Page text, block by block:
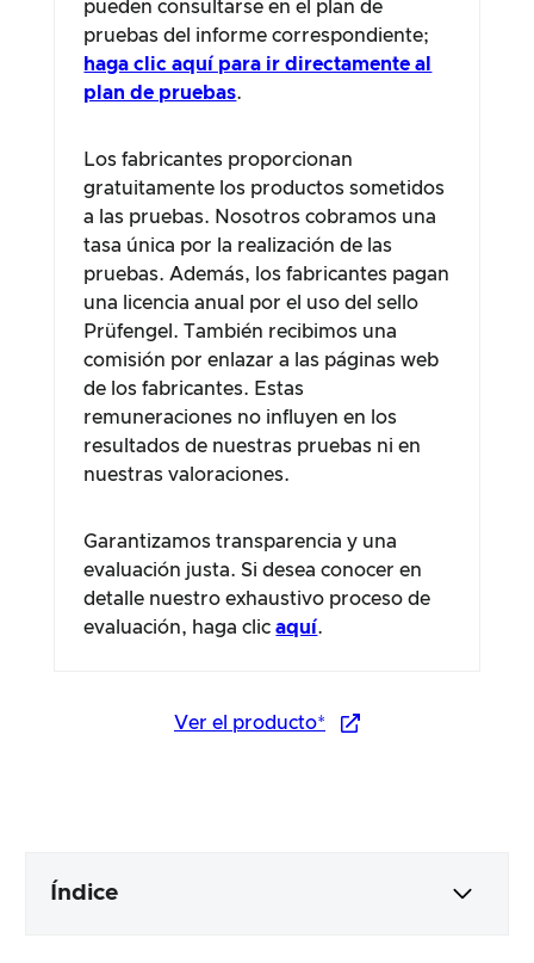
pueden consultarse en el plan de
pruebas del informe correspondiente;
haga clic aquí para ir directamente al
plan de pruebas.
Los fabricantes proporcionan
gratuitamente los productos sometidos
a las pruebas. Nosotros cobramos una
tasa única por la realización de las
pruebas. Además, los fabricantes pagan
una licencia anual por el uso del sello
Prüfengel. También recibimos una
comisión por enlazar a las páginas web
de los fabricantes. Estas
remuneraciones no influyen en los
resultados de nuestras pruebas ni en
nuestras valoraciones.
Garantizamos transparencia y una
evaluación justa. Si desea conocer en
detalle nuestro exhaustivo proceso de
evaluación, haga clicaquí.
Ver el producto*
Índice